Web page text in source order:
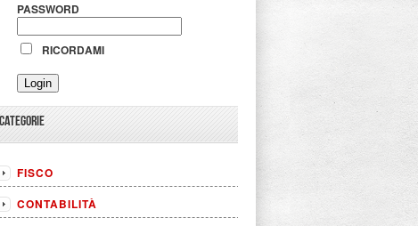
PASSWORD
RICORDAMI
CATEGORIE
FISCO
CONTABILITÀ